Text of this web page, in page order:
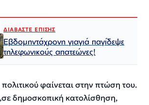
ΔΙΑΒΑΣΤΕ ΕΠΙΣΗΣ
Εβδομηντάχρονη γιαγιά παγίδεψε
τηλεφωνικούς απατεώνες!
φαίνεται στην πτώση του.
δημοσκοπική κατολίσθηση,